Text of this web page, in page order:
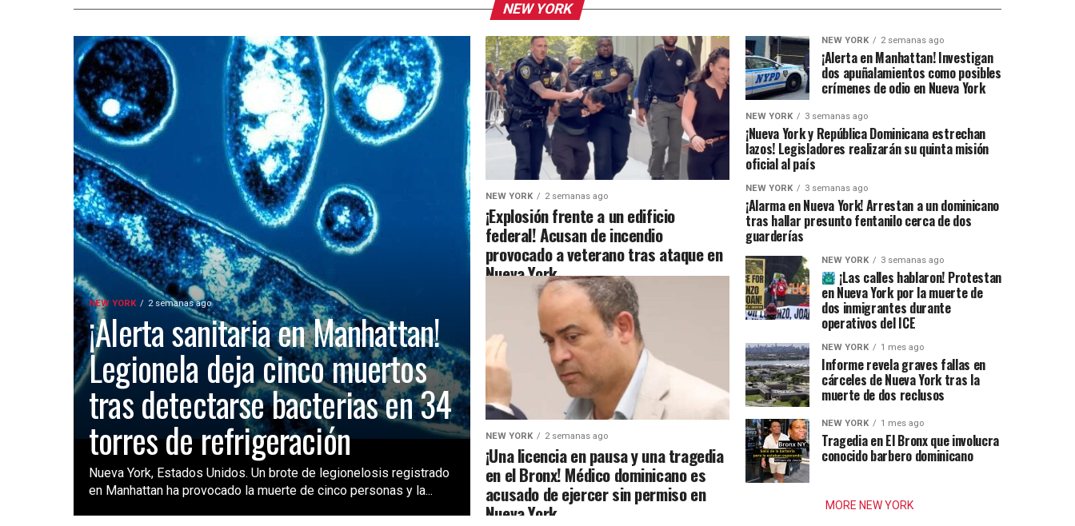
NEW YORK
NEW YORK 2 semanas ago
¡Alerta sanitaria en Manhattan!
Legionela deja cinco muertos
tras detectarse bacterias en 34
torres de refrigeración
Nueva York, Estados Unidos. Un brote de legionelosis registrado
en Manhattan ha provocado la muerte de cinco personas y la...
NEW YORK 2 semanas ago
¡Explosión frente a un edificio
federal! Acusan de incendio
provocado a veterano tras ataque en
Nueva York
NEW YORK 2 semanas ago
¡Una licencia en pausa y una tragedia
en el Bronx! Médico dominicano es
acusado de ejercer sin permiso en
Nueva York
NEW YORK 2 semanas ago
¡Alerta en Manhattan! Investigan
dos apuñalamientos como posibles
crímenes de odio en Nueva York
NEW YORK 3 semanas ago
¡Nueva York y República Dominicana estrechan
lazos! Legisladores realizarán su quinta misión
oficial al país
NEW YORK 3 semanas ago
¡Alarma en Nueva York! Arrestan a un dominicano
tras hallar presunto fentanilo cerca de dos
guarderías
NEW YORK 3 semanas ago
¡Las calles hablaron! Protestan
en Nueva York por la muerte de
dos inmigrantes durante
operativos del ICE
NEW YORK 1 mes ago
Informe revela graves fallas en
cárceles de Nueva York tras la
muerte de dos reclusos
NEW YORK 1 mes ago
Tragedia en El Bronx que involucra
conocido barbero dominicano
MORE NEW YORK